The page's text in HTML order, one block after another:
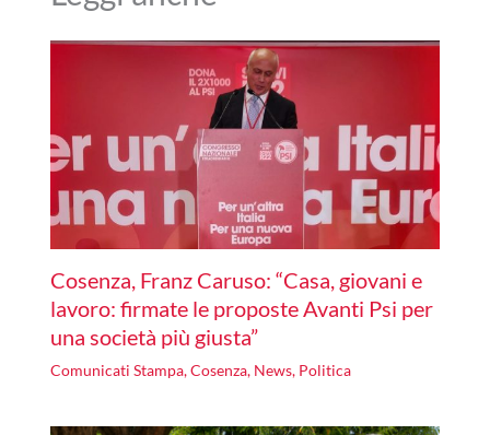
Cosenza, Franz Caruso: “Casa, giovani e
lavoro: firmate le proposte Avanti Psi per
una società più giusta”
Comunicati Stampa,Cosenza, News, Politica